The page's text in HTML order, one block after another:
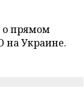
о прямом
на Украине.